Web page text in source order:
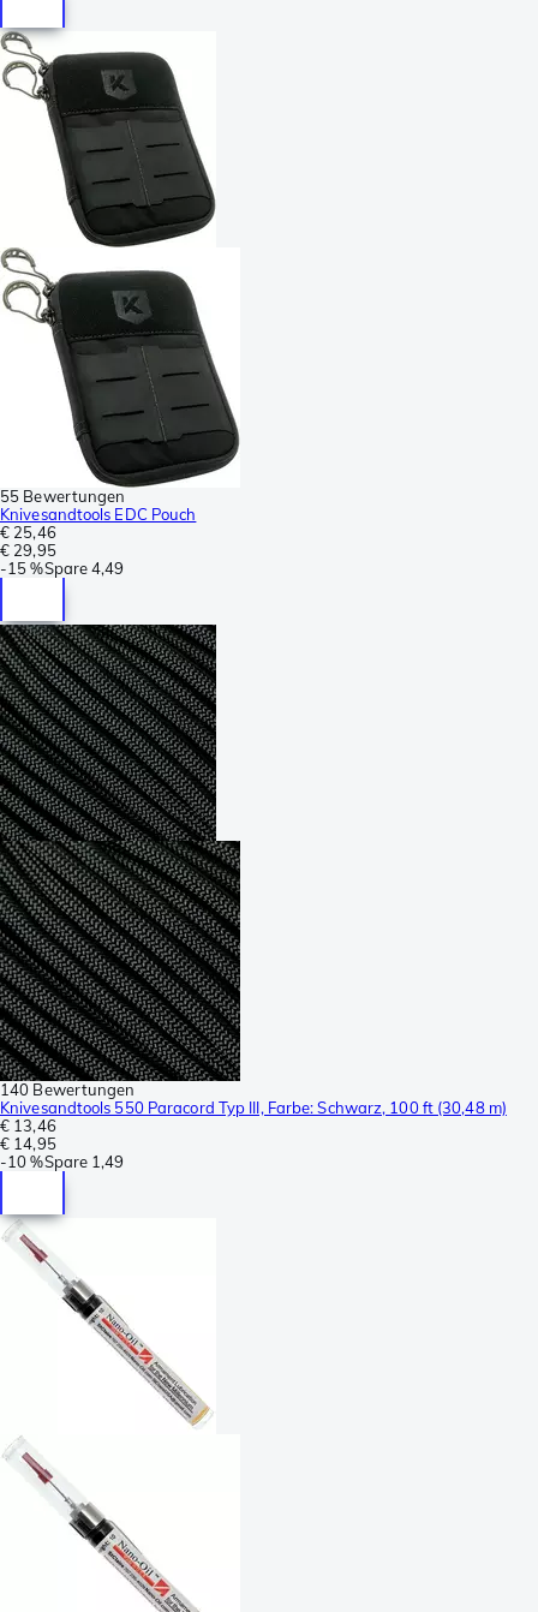
55 Bewertungen
Knivesandtools EDC Pouch
€ 25,46
€ 29,95
-15 %Spare4,49
140 Bewertungen
Knivesandtools 550 Paracord Typ III, Farbe: Schwarz, 100 ft (30,48 m)
€ 13,46
€ 14,95
-10 %Spare 1,49